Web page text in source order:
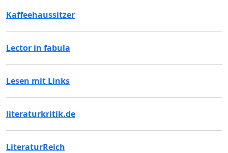
Kaffeehaussitzer
Lector in fabula
Lesen mit Links
literaturkritik.de
LiteraturReich